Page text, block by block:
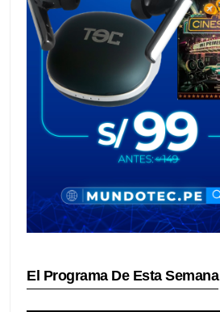
El Programa De Esta Semana